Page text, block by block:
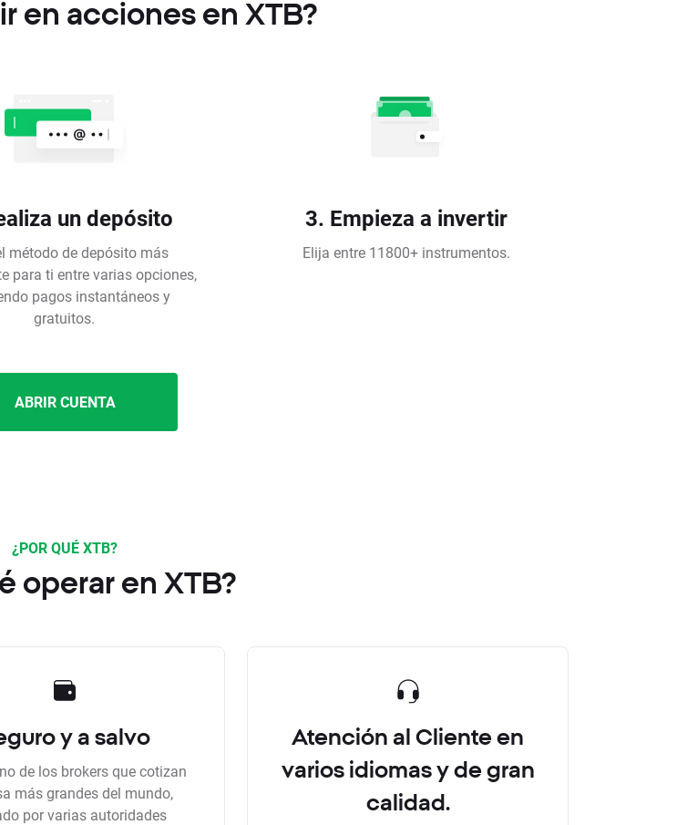
en acciones en XTB?
un depósito
método de depósito más
para ti entre varias opciones,
pagos instantáneos y
gratuitos.
3. Empieza a invertir
Elija entre 11800+ instrumentos.
ABRIR CUENTA
¿POR QUÉ XTB?
operar en XTB?
y a salvo
de los brokers que cotizan
más grandes del mundo,
por varias autoridades
Atención al Cliente en
varios idiomas y de gran
calidad.